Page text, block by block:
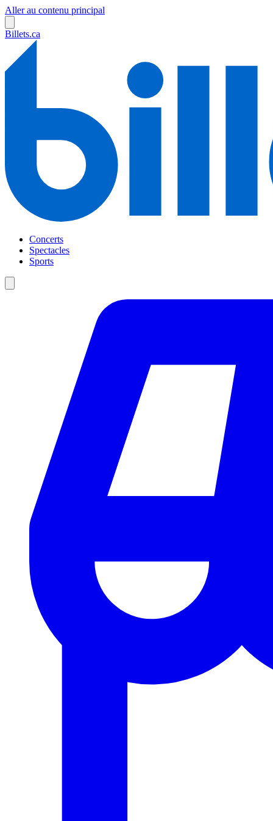
Aller au contenu principal
Billets.ca
Concerts
Spectacles
Sports